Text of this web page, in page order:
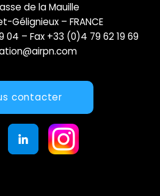
de la Mauille
Gélignieux – FRANCE
04 – Fax +33 (0)4 79 62 19 69
contacter